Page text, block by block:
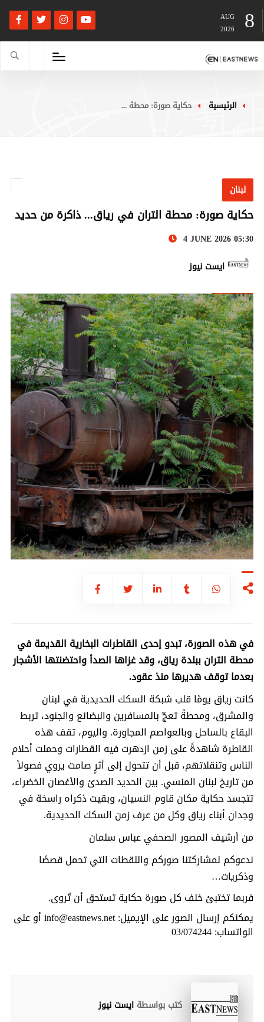
8
AUG
2026
حكاية صورة: محطة ... الرئيسية
لبنان
حكاية صورة: محطة التران في رياق... ذاكرة من حديد
4 JUNE 2026 05:30
ايست نيوز
في هذه الصورة، تبدو إحدى القاطرات البخارية القديمة في
محطة التران ببلدة رياق، وقد غزاها الصدأ واحتضنتها الأشجار
بعدما توقف هديرها منذ عقود.
كانت رياق يومًا قلب شبكة السكك الحديدية في لبنان
والمشرق، ومحطةً تعجّ بالمسافرين والبضائع والجنود، تربط
البقاع بالساحل وبالعواصم المجاورة. واليوم، تقف هذه
القاطرة شاهدةً على زمن ازدهرت فيه القطارات وحملت أحلام
الناس وتنقلاتهم، قبل أن تتحول إلى أثرٍ صامت يروي فصولاً
من تاريخ لبنان المنسي. بين الحديد الصدئ والأغصان الخضراء،
تتجسد حكاية مكان قاوم النسيان، وبقيت ذكراه راسخة في
وجدان أبناء رياق وكل من عرف زمن السكك الحديدية.
من أرشيف المصور الصحفي عباس سلمان
ندعوكم لمشاركتنا صوركم واللقطات التي تحمل قصصًا
وذكريات…
فربما تختبئ خلف كل صورة حكاية تستحق أن تُروى.
يمكنكم إرسال الصور على الإيميل: info@eastnews.net أو على
الواتساب: 03/074244
كتب بواسطة ايست نيوز